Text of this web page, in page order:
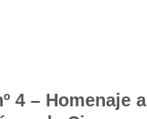
4 – Homenaje a